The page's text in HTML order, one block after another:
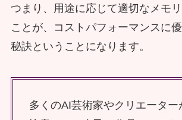
つまり、用途に応じて適切なメモ
ことが、コストパフォーマンスに
秘訣ということになります。
多くのAI芸術家やクリエーター